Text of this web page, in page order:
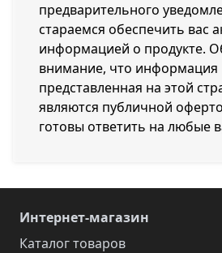
предварительного
стараемся обеспечить вас
информацией о продукте.
внимание, что информация
представленная на этой
являются публичной
готовы ответить на любые
Интернет-магазин
Каталог товаров